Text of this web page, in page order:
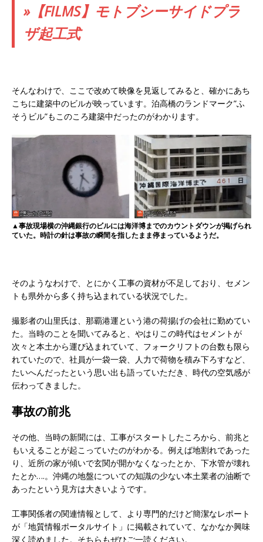
»【FILMS】モトブシーサイドプラ
ザ起工式
そんなわけで、ここで改めて映像を見返してみると、確かにあち
こちに建築中のビルが映っています。泊高橋のランドマーク”ふ
そうビル”もこのころ建築中だったのがわかります。
▲事故現場横の沖縄銀行のビルには海洋博までのカウントダウンが掲げられ
ていた。時計の針は事故の瞬間を指したまま停まっているようだ。
そのようなわけで、とにかく工事の資材が不足しており、セメン
トも県外から多く持ち込まれている状況でした。
撮影者の山里氏は、那覇港運という港の荷揚げの会社に勤めてい
た。当時のことを聞いてみると、やはりこの時代はセメントが
次々と本土から運び込まれていて、フォークリフトの台数も限ら
れていたので、社員が一袋一袋、人力で荷物を積み下ろすなど、
たいへんだったという思い出も語っていただき、時代の空気感が
伝わってきました。
事故の前兆
その他、当時の新聞には、工事がスタートしたころから、前兆と
もいえることが起こっていたのがわかる。例えば地割れであった
り、近所の家が傾いで玄関が開かなくなったとか、下水管が壊れ
たとか….。沖縄の地盤についての知識の少ない本土業者の油断で
あったという見方は大きいようです。
工事関係者の関連情報として、より専門的だけど簡潔なレポート
が「地質情報ポータルサイト」に掲載されていて、なかなか興味
深く読めました。そちらもぜひご一読ください。